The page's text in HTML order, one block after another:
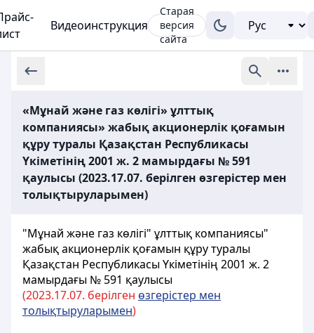
Видеоинструкция
Старая
версия
сайта
«Мұнай және газ көлігі» ұлттық
компаниясы» жабық акционерлік қоғамын
құру туралы Қазақстан Республикасы
Үкіметінің 2001 ж. 2 мамырдағы № 591
қаулысы (2023.17.07. берілген өзгерістер мен
толықтыруларымен)
"Мұнай және газ көлiгi" ұлттық компаниясы"
жабық акционерлік қоғамын құру туралы
Қазақстан Республикасы Үкіметінің 2001 ж. 2
мамырдағы № 591 қаулысы
(2023.17.07. берілген өзгерістер мен
толықтыруларымен)